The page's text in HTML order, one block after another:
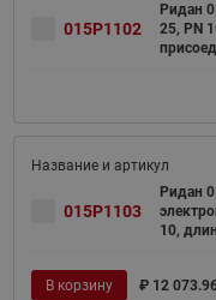
015P1102
Ридан
25, PN
015P1103
Ридан
10,
В корзину ₽ 12